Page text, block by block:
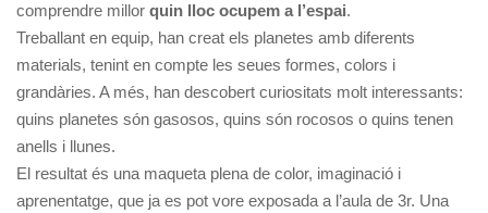
comprendre millor quin lloc ocupem a l’espai.
Treballant en equip, han creat els planetes amb diferents
materials, tenint en compte les seues formes, colors i
grandàries. A més, han descobert curiositats molt interessants:
quins planetes són gasosos, quins són rocosos o quins tenen
anells i llunes.
El resultat és una maqueta plena de color, imaginació i
aprenentatge, que ja es pot vore exposada a l’aula de 3r. Una